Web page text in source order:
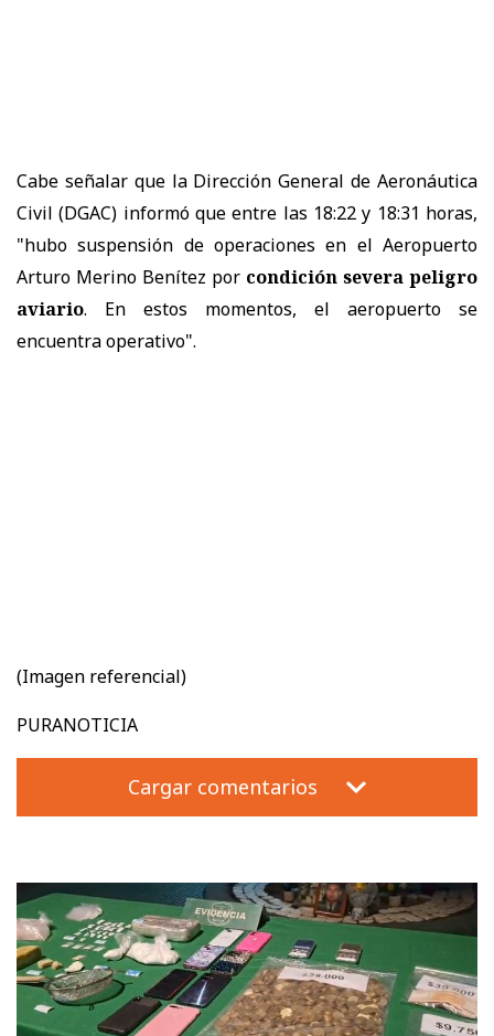
Cabe señalar que la Dirección General de Aeronáutica
Civil (DGAC) informó que entre las 18:22 y 18:31 horas,
"hubo suspensión de operaciones en el Aeropuerto
Arturo Merino Benítez por condición severa peligro
aviario. En estos momentos, el aeropuerto se
encuentra operativo".
(Imagen referencial)
PURANOTICIA
Cargar comentarios